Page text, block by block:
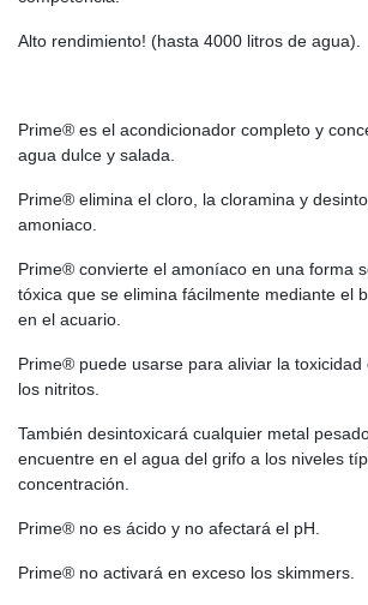
Alto rendimiento! (hasta 4000 litros de agua).
Prime® es el acondicionador completo y
agua dulce y salada.
Prime® elimina el cloro, la cloramina y
amoniaco.
Prime® convierte el amoníaco en una forma
tóxica que se elimina fácilmente mediante el
en el acuario.
Prime® puede usarse para aliviar la
los nitritos.
También desintoxicará cualquier metal
encuentre en el agua del grifo a los niveles
concentración.
Prime® no es ácido y no afectará el pH.
Prime® no activará en exceso los skimmers.